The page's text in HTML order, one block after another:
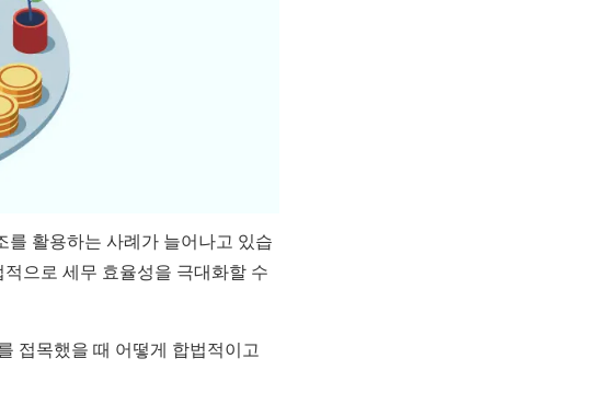
활용하는 사례가 늘어나고 있습
적으로 세무 효율성을 극대화할 수
접목했을 때 어떻게 합법적이고